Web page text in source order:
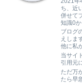
ち、近
併せて
知識0
ブログ
えしま
他に私
当サイ
引用元
ただ万
たら早